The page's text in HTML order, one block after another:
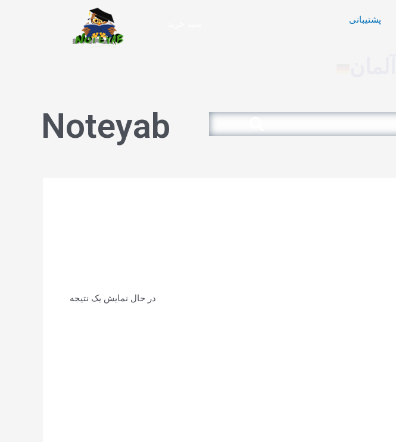
پشتیبانی
Search
Noteyab
در حال نمایش یک نتیجه